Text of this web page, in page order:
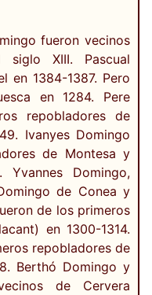
fueron vecinos
XIII. Pascual
en 1384-1387. Pero
en 1284. Pere
repobladores de
Ivanyes Domingo
de Montesa y
Yvannes Domingo,
de Conea y
de los primeros
en 1300-1314.
repobladores de
Berthó Domingo y
de Cervera